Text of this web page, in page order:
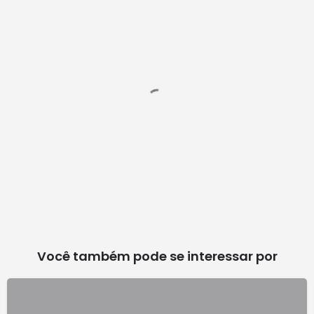
Você também pode se interessar por